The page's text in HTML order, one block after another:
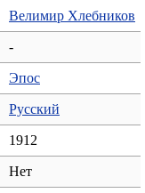
Велимир Хлебников
-
Эпос
Русский
1912
Нет